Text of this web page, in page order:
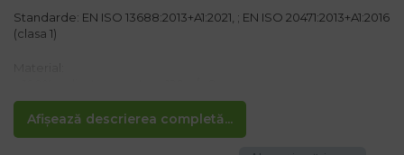
Afișează descrierea completă...
Standarde: EN ISO 13688:2013+A1:2021, ; EN ISO 20471:2013+A1:2016
(clasa 1)
Caracteristici
– Vesta de avertizare cu doua dungi reflectorizante orizontale.